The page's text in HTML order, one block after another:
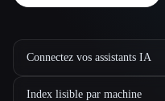
Connectez vos assistants IA
Index lisible par machine